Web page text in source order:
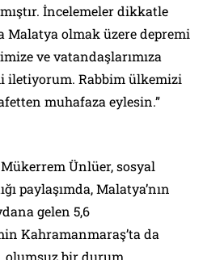
İncelemeler dikkatle
Malatya olmak üzere depremi
ve vatandaşlarımıza
iletiyorum. Rabbim ülkemizi
muhafaza eylesin.”
Ünlüer, sosyal
paylaşımda, Malatya’nın
gelen 5,6
Kahramanmaraş’ta da
bir durum